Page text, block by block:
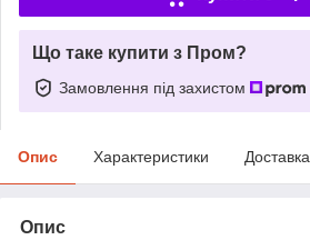
Що таке купити з Пром?
Замовлення під захистом
Опис Характеристики Доставка
Опис